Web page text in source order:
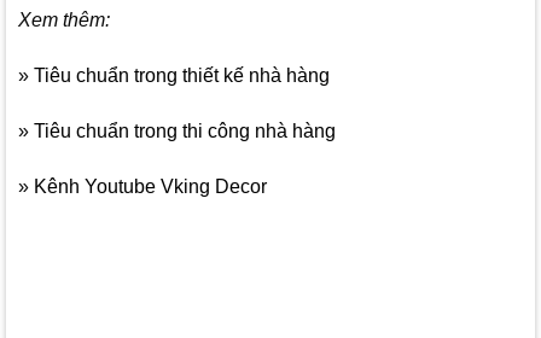
Xem thêm:
» Tiêu chuẩn trong thiết kế nhà hàng
» Tiêu chuẩn trong thi công nhà hàng
» Kênh Youtube Vking Decor